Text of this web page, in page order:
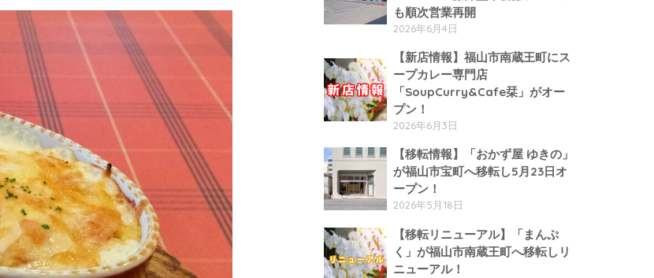
も順次営業再開
2026年6月4日
【新店情報】福山市南蔵王町にス
ープカレー専門店
「SoupCurry&Cafe栞」がオー
プン！
2026年6月3日
【移転情報】「おかず屋 ゆきの」
が福山市宝町へ移転し5月23日オ
ープン！
2026年5月18日
【移転リニューアル】「まんぷ
く」が福山市南蔵王町へ移転しリ
ニューアル！